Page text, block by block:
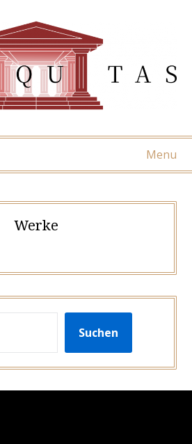
Menu
Werke
Suchen